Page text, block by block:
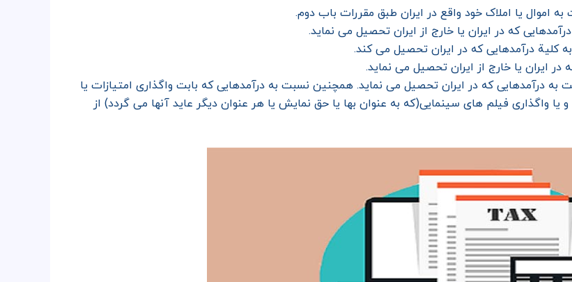
اموال یا املاک خود واقع در ایران طبق مقررات باب دوم.
که در ایران یا خارج از ایران تحصیل می نماید.
درآمدهایی که در ایران تحصیل می کند.
ایران یا خارج از ایران تحصیل می نماید.
درآمدهایی که در ایران تحصیل می نماید. همچنین نسبت به درآمدهایی که بابت واگذاری امتیازات یا
واگذاری فیلم های سینمایی(که به عنوان بها یا حق نمایش یا هر عنوان دیگر عاید آنها می گردد) از